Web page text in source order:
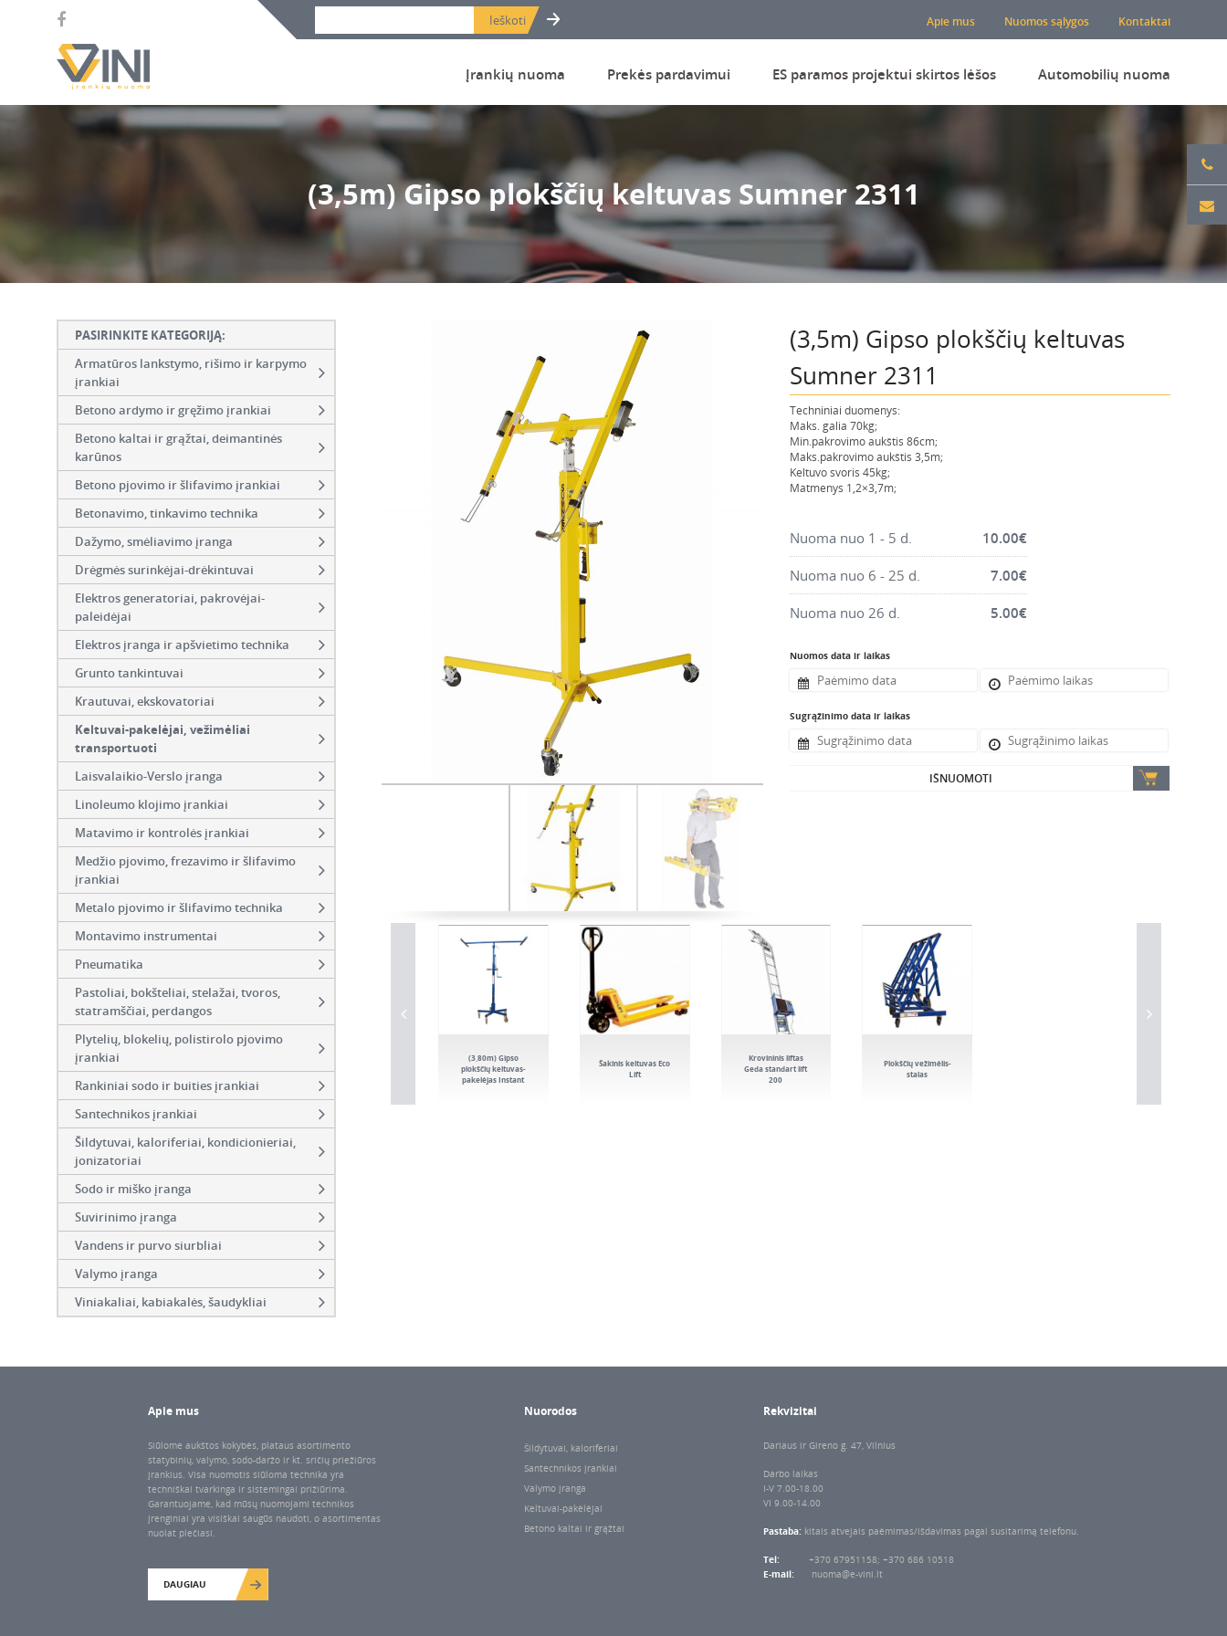
Apie mus Nuomos sąlygos Kontaktai
Įrankių nuoma Prekės pardavimui ES paramos projektui skirtos lėšos Automobilių nuoma
(3,5m) Gipso plokščių keltuvas Sumner 2311
PASIRINKITE KATEGORIJĄ:
Armatūros lankstymo, rišimo ir karpymo
įrankiai
Betono ardymo ir gręžimo įrankiai
Betono kaltai ir grąžtai, deimantinės
karūnos
Betono pjovimo ir šlifavimo įrankiai
Betonavimo, tinkavimo technika
Dažymo, smėliavimo įranga
Drėgmės surinkėjai-drėkintuvai
Elektros generatoriai, pakrovėjai-
paleidėjai
Elektros įranga ir apšvietimo technika
Grunto tankintuvai
Krautuvai, ekskovatoriai
Keltuvai-pakelėjai, vežimėliai
transportuoti
Laisvalaikio-Verslo įranga
Linoleumo klojimo įrankiai
Matavimo ir kontrolės įrankiai
Medžio pjovimo, frezavimo ir šlifavimo
įrankiai
Metalo pjovimo ir šlifavimo technika
Montavimo instrumentai
Pneumatika
Pastoliai, bokšteliai, stelažai, tvoros,
statramščiai, perdangos
Plytelių, blokelių, polistirolo pjovimo
įrankiai
Rankiniai sodo ir buities įrankiai
Santechnikos įrankiai
Šildytuvai, kaloriferiai, kondicionieriai,
jonizatoriai
Sodo ir miško įranga
Suvirinimo įranga
Vandens ir purvo siurbliai
Valymo įranga
Viniakaliai, kabiakalės, šaudykliai
(3,5m) Gipso plokščių keltuvas
Sumner 2311
Techniniai duomenys:
Maks. galia 70kg;
Min.pakrovimo aukštis 86cm;
Maks.pakrovimo aukštis 3,5m;
Keltuvo svoris 45kg;
Matmenys 1,2×3,7m;
Nuoma nuo 1 - 5 d. 10.00€
Nuoma nuo 6 - 25 d. 7.00€
Nuoma nuo 26 d. 5.00€
Nuomos data ir laikas
Sugrąžinimo data ir laikas
IŠNUOMOTI
(3,80m) Gipso
plokščių keltuvas-
pakelėjas Instant
Šakinis keltuvas Eco
Lift
Krovininis liftas
Geda standart lift
200
Plokščių vežimėlis-
stalas
Apie mus
Siūlome aukštos kokybės, plataus asortimento
statybinių, valymo, sodo-daržo ir kt. sričių priežiūros
įrankius. Visa nuomotis siūloma technika yra
techniškai tvarkinga ir sistemingai prižiūrima.
Garantuojame, kad mūsų nuomojami technikos
įrenginiai yra visiškai saugūs naudoti, o asortimentas
nuolat plečiasi.
DAUGIAU
Nuorodos
Šildytuvai, kaloriferiai
Santechnikos įrankiai
Valymo įranga
Keltuvai-pakėlėjai
Betono kaltai ir grąžtai
Rekvizitai
Dariaus ir Gireno g. 47, Vilnius
Darbo laikas
I-V 7.00-18.00
VI 9.00-14.00
Pastaba: kitais atvejais paėmimas/išdavimas pagal susitarimą telefonu.
Tel:
+370 67951158; +370 686 10518
E-mail:
nuoma@e-vini.lt